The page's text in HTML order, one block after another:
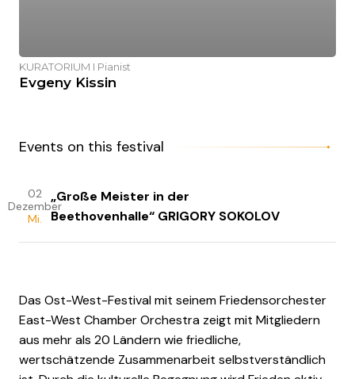
KURATORIUM I Pianist
Evgeny Kissin
Events on this festival
02
Dezember
Mi.
„Große Meister in der
Beethovenhalle“ GRIGORY SOKOLOV
Das Ost-West-Festival mit seinem Friedensorchester
East-West Chamber Orchestra zeigt mit Mitgliedern
aus mehr als 20 Ländern wie friedliche,
wertschätzende Zusammenarbeit selbstverständlich